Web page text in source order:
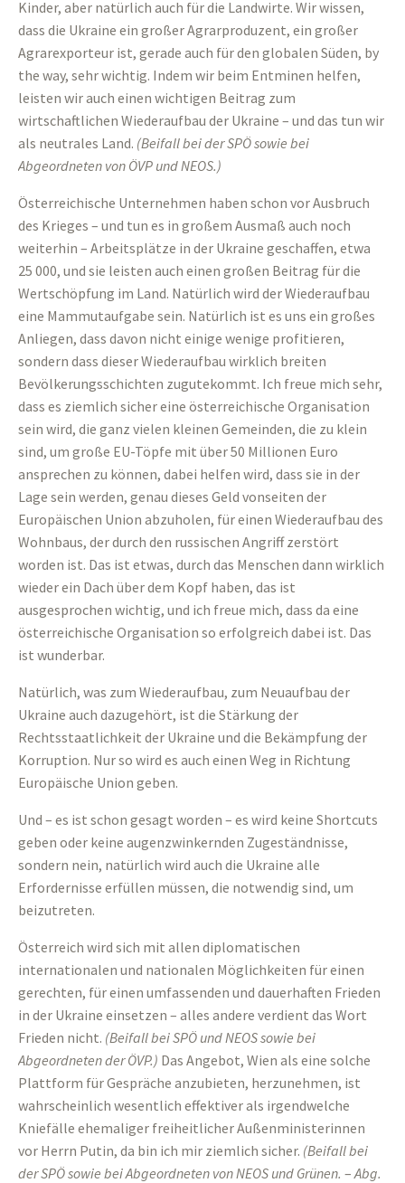
Kinder, aber natürlich auch für die Landwirte. Wir wissen,
dass die Ukraine ein großer Agrarproduzent, ein großer
Agrarexporteur ist, gerade auch für den globalen Süden, by
the way, sehr wichtig. Indem wir beim Entminen helfen,
leisten wir auch einen wichtigen Beitrag zum
wirtschaftlichen Wiederaufbau der Ukraine – und das tun wir
als neutrales Land. (Beifall bei der SPÖ sowie bei
Abgeordneten von ÖVP und NEOS.)
Österreichische Unternehmen haben schon vor Ausbruch
des Krieges – und tun es in großem Ausmaß auch noch
weiterhin – Arbeitsplätze in der Ukraine geschaffen, etwa
25 000, und sie leisten auch einen großen Beitrag für die
Wertschöpfung im Land. Natürlich wird der Wiederaufbau
eine Mammutaufgabe sein. Natürlich ist es uns ein großes
Anliegen, dass davon nicht einige wenige profitieren,
sondern dass dieser Wiederaufbau wirklich breiten
Bevölkerungsschichten zugutekommt. Ich freue mich sehr,
dass es ziemlich sicher eine österreichische Organisation
sein wird, die ganz vielen kleinen Gemeinden, die zu klein
sind, um große EU-Töpfe mit über 50 Millionen Euro
ansprechen zu können, dabei helfen wird, dass sie in der
Lage sein werden, genau dieses Geld vonseiten der
Europäischen Union abzuholen, für einen Wiederaufbau des
Wohnbaus, der durch den russischen Angriff zerstört
worden ist. Das ist etwas, durch das Menschen dann wirklich
wieder ein Dach über dem Kopf haben, das ist
ausgesprochen wichtig, und ich freue mich, dass da eine
österreichische Organisation so erfolgreich dabei ist. Das
ist wunderbar.
Natürlich, was zum Wiederaufbau, zum Neuaufbau der
Ukraine auch dazugehört, ist die Stärkung der
Rechtsstaatlichkeit der Ukraine und die Bekämpfung der
Korruption. Nur so wird es auch einen Weg in Richtung
Europäische Union geben.
Und – es ist schon gesagt worden – es wird keine Shortcuts
geben oder keine augenzwinkernden Zugeständnisse,
sondern nein, natürlich wird auch die Ukraine alle
Erfordernisse erfüllen müssen, die notwendig sind, um
beizutreten.
Österreich wird sich mit allen diplomatischen
internationalen und nationalen Möglichkeiten für einen
gerechten, für einen umfassenden und dauerhaften Frieden
in der Ukraine einsetzen – alles andere verdient das Wort
Frieden nicht. (Beifall bei SPÖ und NEOS sowie bei
Abgeordneten der ÖVP.) Das Angebot, Wien als eine solche
Plattform für Gespräche anzubieten, herzunehmen, ist
wahrscheinlich wesentlich effektiver als irgendwelche
Kniefälle ehemaliger freiheitlicher Außenministerinnen
vor Herrn Putin, da bin ich mir ziemlich sicher. (Beifall bei
der SPÖ sowie bei Abgeordneten von NEOS und Grünen. –Abg.